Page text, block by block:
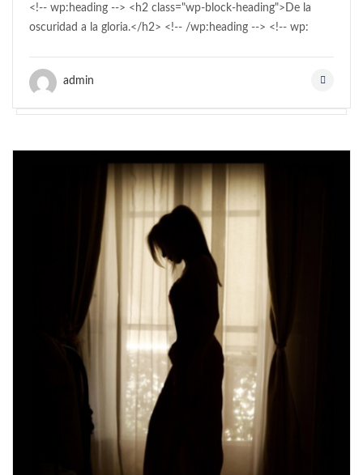
<!-- wp:heading --> <h2 class="wp-block-heading">De la
oscuridad a la gloria.</h2> <!-- /wp:heading --> <!-- wp:
admin